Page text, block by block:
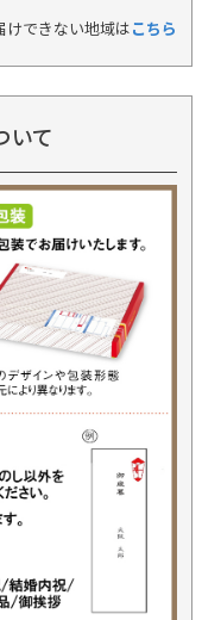
けできない地域はこちら
いて